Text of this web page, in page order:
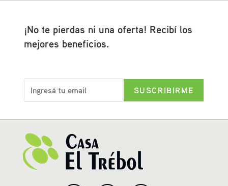
¡No te pierdas ni una oferta! Recibí los
mejores beneficios.